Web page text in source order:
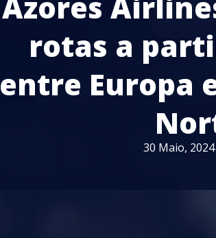
rotas a
entre Europa
30 Maio,